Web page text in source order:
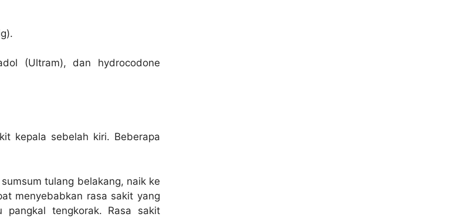
(Ultram), dan hydrocodone
kepala sebelah kiri. Beberapa
tulang belakang, naik ke
menyebabkan rasa sakit yang
tengkorak. Rasa sakit